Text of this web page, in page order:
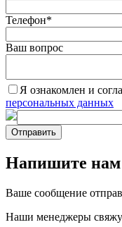
Телефон*
Ваш вопрос
Я ознакомлен и
персональных данных
Отправить
Напишите нам
Ваше сообщение
Наши менеджеры